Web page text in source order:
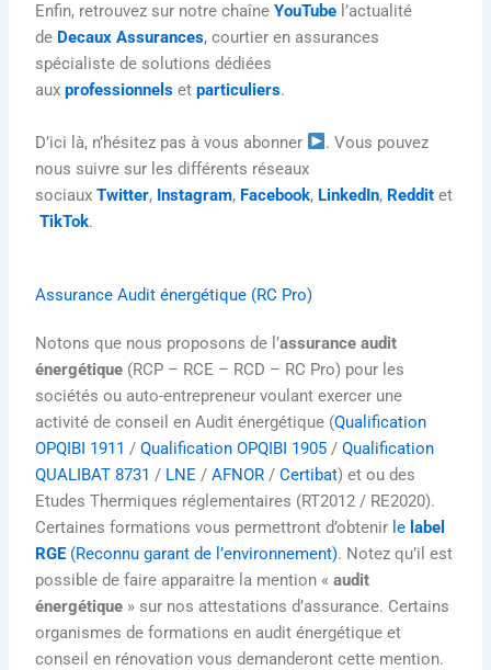
Enfin, retrouvez sur notre chaîneYouTube l’actualité
de Decaux Assurances, courtier en assurances
spécialiste de solutions dédiées
auxprofessionnels etparticuliers.
D’ici là, n’hésitez pas à vous abonner
. Vous pouvez
nous suivre sur les différents réseaux
sociaux Twitter, Instagram, Facebook, LinkedIn, Reddit et
TikTok.
Assurance Audit énergétique (RC Pro)
Notons que nous proposons de l’assurance audit
énergétique (RCP – RCE – RCD – RC Pro) pour les
sociétés ou auto-entrepreneur voulant exercer une
activité de conseil en Audit énergétique (Qualification
OPQIBI 1911 /Qualification OPQIBI 1905 /Qualification
QUALIBAT 8731 / LNE /AFNOR /Certibat) et ou des
Etudes Thermiques réglementaires (RT2012 / RE2020).
Certaines formations vous permettront d’obtenir le label
RGE(Reconnu garant de l’environnement). Notez qu’il est
possible de faire apparaitre la mention «audit
énergétique » sur nos attestations d’assurance. Certains
organismes de formations en audit énergétique et
conseil en rénovation vous demanderont cette mention.